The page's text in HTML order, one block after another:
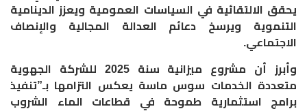
يحقق الالتقائية في السياسات العمومية ويعزز الدينامية
التنموية ويرسخ دعائم العدالة المجالية والإنصاف
الاجتماعي.
وأبرز أن مشروع ميزانية سنة 2025 للشركة الجهوية
متعددة الخدمات سوس ماسة يعكس التزامها بـ”تنفيذ
برامج استثمارية طموحة في قطاعات الماء الشروب